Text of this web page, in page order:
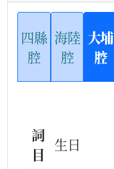
四縣
腔
海陸
腔
大埔
腔
詞
目
生日